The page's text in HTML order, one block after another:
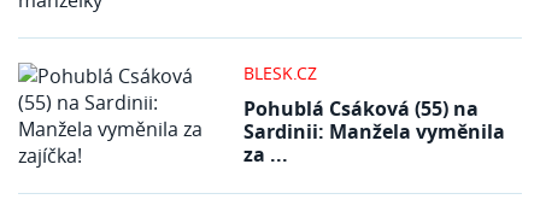
BLESK.CZ
Pohublá Csáková (55) na
Sardinii: Manžela vyměnila
za ...